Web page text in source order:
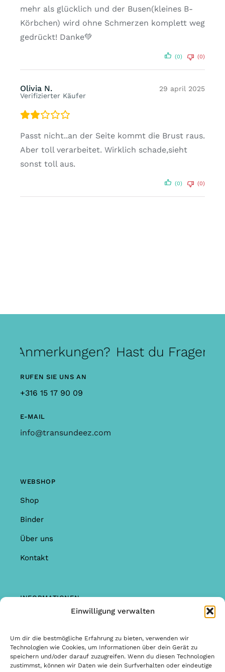
Einwilligung verwalten
Um dir die bestmögliche Erfahrung zu bieten, verwenden wir
Technologien wie Cookies, um Informationen über dein Gerät zu
speichern und/oder darauf zuzugreifen. Wenn du diesen Technologien
zustimmst, können wir Daten wie dein Surfverhalten oder eindeutige
mehr als glücklich und der Busen(kleines B-
Körbchen) wird ohne Schmerzen komplett weg
gedrückt! Danke💚
(0) (0)
Olivia N.
Verifizierter Käufer
29 april 2025
Passt nicht..an der Seite kommt die Brust raus.
Aber toll verarbeitet. Wirklich schade,sieht
sonst toll aus.
(0) (0)
Anmerkungen? Hast du Fragen
RUFEN SIE UNS AN
+316 15 17 90 09
E-MAIL
info@transundeez.com
WEBSHOP
Shop
Binder
Über uns
Kontakt
INFORMATIONEN
Garantie & Reklamationen
Allgemeine Bedingungen & Konditionen